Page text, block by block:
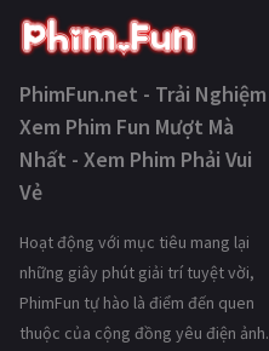
PhimFun.net - Trải Nghiệm
Xem Phim Fun Mượt Mà
Nhất - Xem Phim Phải Vui
Vẻ
Hoạt động với mục tiêu mang lại
những giây phút giải trí tuyệt vời,
PhimFun tự hào là điểm đến quen
thuộc của cộng đồng yêu điện ảnh.